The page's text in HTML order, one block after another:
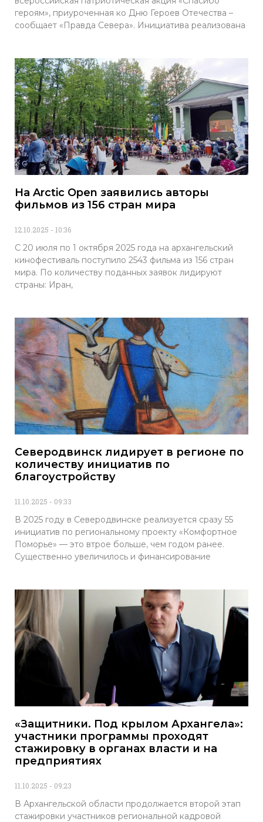
героям», приуроченная ко Дню Героев Отечества –
сообщает «Правда Севера». Инициатива реализована
На Arctic Open заявились авторы
фильмов из 156 стран мира
12.10.2025 10:36
С 20 июля по 1 октября 2025 года на архангельский
кинофестиваль поступило 2543 фильма из 156 стран
мира. По количеству поданных заявок лидируют
страны: Иран,
Северодвинск лидирует в регионе по
количеству инициатив по
благоустройству
11.10.2025 09:33
В 2025 году в Северодвинске реализуется сразу 55
инициатив по региональному проекту «Комфортное
Поморье» — это втрое больше, чем годом ранее.
Существенно увеличилось и финансирование
«Защитники. Под крылом Архангела»:
участники программы проходят
стажировку в органах власти и на
предприятиях
11.10.2025 09:23
В Архангельской области продолжается второй этап
стажировки участников региональной кадровой